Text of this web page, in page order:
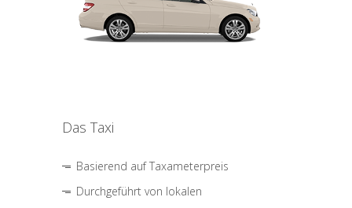
Das Taxi
Basierend auf Taxameterpreis
Durchgeführt von lokalen